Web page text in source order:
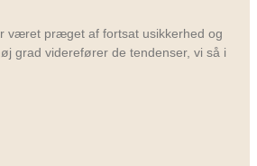
været præget af fortsat usikkerhed og
grad viderefører de tendenser, vi så i